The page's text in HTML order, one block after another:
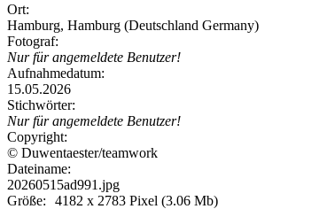
Ort:
Hamburg, Hamburg (Deutschland Germany)
Fotograf:
Nur für angemeldete Benutzer!
Aufnahmedatum:
15.05.2026
Stichwörter:
Nur für angemeldete Benutzer!
Copyright:
© Duwentaester/teamwork
Dateiname:
20260515ad991.jpg
Größe:
4182 x 2783 Pixel (3.06 Mb)